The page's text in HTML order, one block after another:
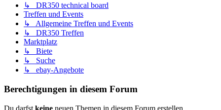
↳ DR350 technical board
Treffen und Events
↳ Allgemeine Treffen und Events
↳ DR350 Treffen
Marktplatz
↳ Biete
↳ Suche
↳ ebay-Angebote
Berechtigungen in diesem Forum
Du darfst keine neuen Themen in diesem Forum erstellen.